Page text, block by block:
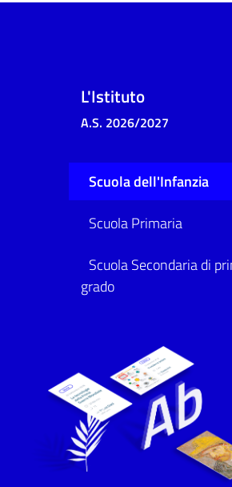
L'Istituto
A.S. 2026/2027
Scuola dell'Infanzia
Scuola Primaria
Scuola Secondaria di
grado